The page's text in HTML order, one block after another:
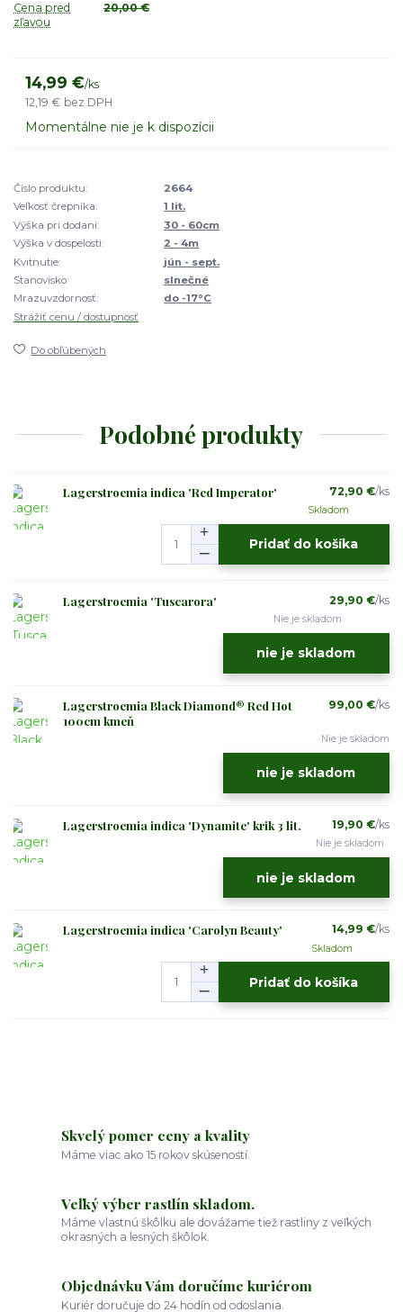
Cena pred
zľavou
20,00 €
14,99 €/ks
12,19 € bez DPH
Momentálne nie je k dispozícii
Číslo produktu:
2664
Veľkosť črepníka:
1 lit.
Výška pri dodaní:
30 - 60cm
Výška v dospelosti:
2 - 4m
Kvitnutie:
jún - sept.
Stanovisko:
slnečné
Mrazuvzdornosť:
do -17°C
Strážiť cenu / dostupnosť
Do obľúbených
Podobné produkty
Lagerstroemia indica 'Red Imperator' 72,90 €/ks
Skladom
Pridať do košíka
Lagerstroemia 'Tuscarora' 29,90 €/ks
Nie je skladom
nie je skladom
Lagerstroemia Black Diamond® Red Hot
100cm kmeň
99,00 €/ks
Nie je skladom
nie je skladom
Lagerstroemia indica 'Dynamite' krik 3 lit. 19,90 €/ks
Nie je skladom
nie je skladom
Lagerstroemia indica 'Carolyn Beauty' 14,99 €/ks
Skladom
Pridať do košíka
Skvelý pomer ceny a kvality
Máme viac ako 15 rokov skúseností.
Veľký výber rastlín skladom.
Máme vlastnú škôlku ale dovážame tiež rastliny z veľkých
okrasných a lesných škôlok.
Objednávku Vám doručíme kuriérom
Kuriér doručuje do 24 hodín od odoslania.